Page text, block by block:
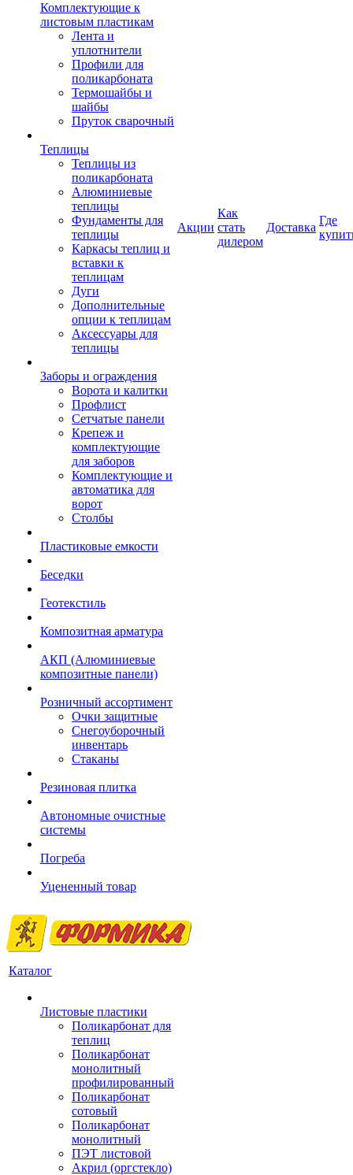
Комплектующие к
листовым пластикам
Лента и
уплотнители
Профили для
поликарбоната
Термошайбы и
шайбы
Пруток сварочный
Теплицы
Теплицы из
поликарбоната
Алюминиевые
теплицы
Фундаменты для
теплицы
Каркасы теплиц и
вставки к
теплицам
Дуги
Дополнительные
опции к теплицам
Аксессуары для
теплицы
Заборы и ограждения
Ворота и калитки
Профлист
Сетчатые панели
Крепеж и
комплектующие
для заборов
Комплектующие и
автоматика для
ворот
Столбы
Пластиковые емкости
Беседки
Геотекстиль
Композитная арматура
АКП (Алюминиевые
композитные панели)
Розничный ассортимент
Очки защитные
Снегоуборочный
инвентарь
Стаканы
Резиновая плитка
Автономные очистные
системы
Погреба
Уцененный товар
Акции
Как
стать
дилером
Доставка
Где
Каталог
Листовые пластики
Поликарбонат для
теплиц
Поликарбонат
монолитный
профилированный
Поликарбонат
сотовый
Поликарбонат
монолитный
ПЭТ листовой
Акрил (оргстекло)